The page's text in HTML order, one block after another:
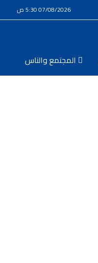
07/08/2026 5:30 ص
المجتمع والناس